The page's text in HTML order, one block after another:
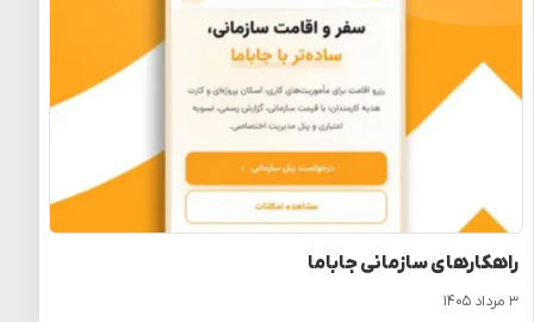
راهکارهای سازمانی جاباما
۳ مرداد ۱۴۰۵